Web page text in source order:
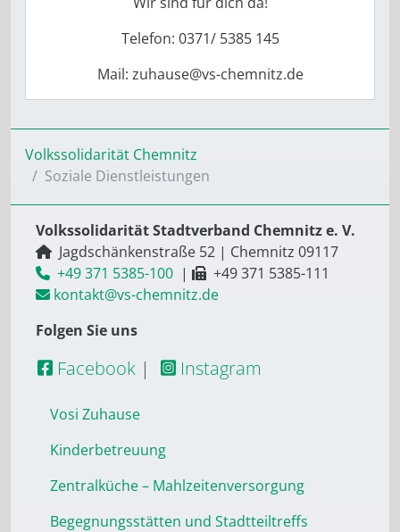
Telefon: 0371/ 5385 145
Mail: zuhause@vs-chemnitz.de
Volkssolidarität Chemnitz
Soziale Dienstleistungen
Volkssolidarität Stadtverband Chemnitz e. V.
Jagdschänkenstraße 52 | Chemnitz 09117
+49 371 5385-100 |
+49 371 5385-111
kontakt@vs-chemnitz.de
Folgen Sie uns
Facebook | Instagram
Vosi Zuhause
Kinderbetreuung
Zentralküche – Mahlzeitenversorgung
Begegnungsstätten und Stadtteiltreffs